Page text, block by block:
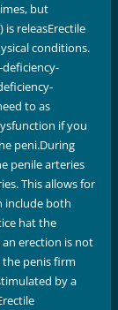
but
is releasErectile
conditions.
to as
if you
peni.During
penile arteries
This allows for
include both
hat the
erection is not
penis firm
by a